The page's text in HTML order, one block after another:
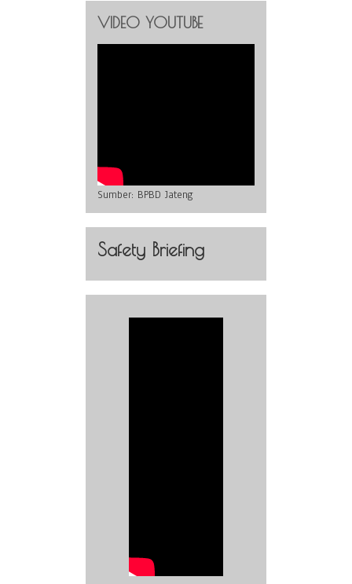
VIDEO YOUTUBE
Sumber: BPBD Jateng
Safety Briefing